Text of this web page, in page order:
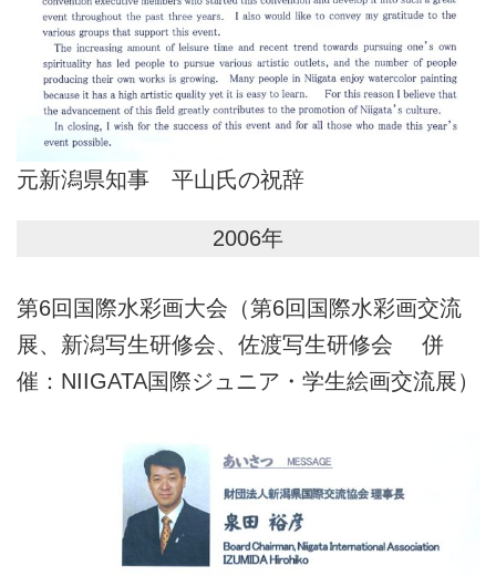
元新潟県知事 平山氏の祝辞
2006年
第6回国際水彩画大会（第6回国際水彩画交流
展、新潟写生研修会、佐渡写生研修会 併
催：NIIGATA国際ジュニア・学生絵画交流展）